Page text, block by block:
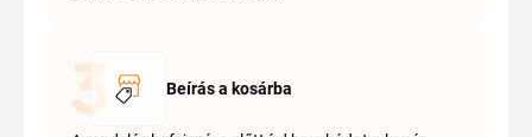
Beírás a kosárba